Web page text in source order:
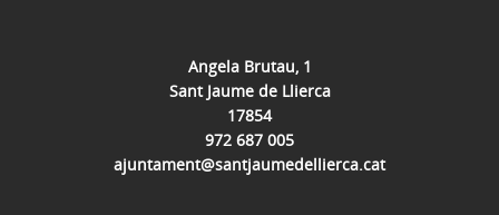
Angela Brutau, 1
Sant Jaume de Llierca
17854
972 687 005
ajuntament@santjaumedellierca.cat